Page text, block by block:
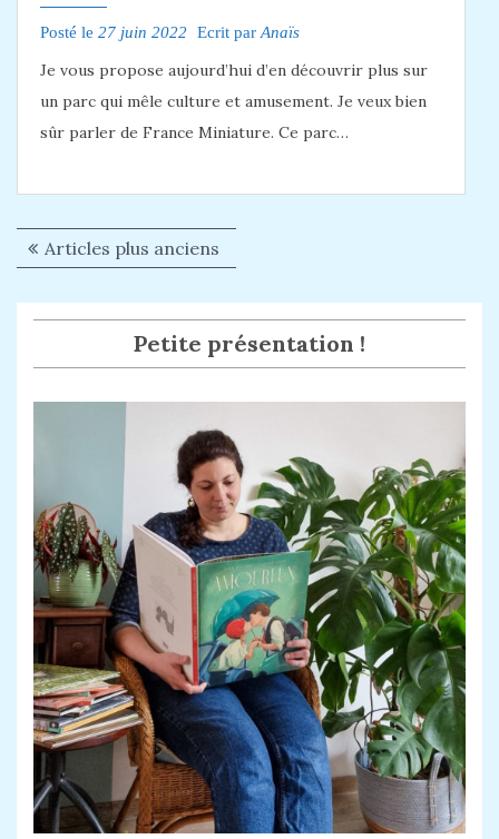
Posté le 27 juin 2022 Ecrit par Anaïs
Je vous propose aujourd’hui d’en découvrir plus sur
un parc qui mêle culture et amusement. Je veux bien
sûr parler de France Miniature. Ce parc…
N
a
g
o
n
d
e
a
Articles plus anciens
Petite présentation !